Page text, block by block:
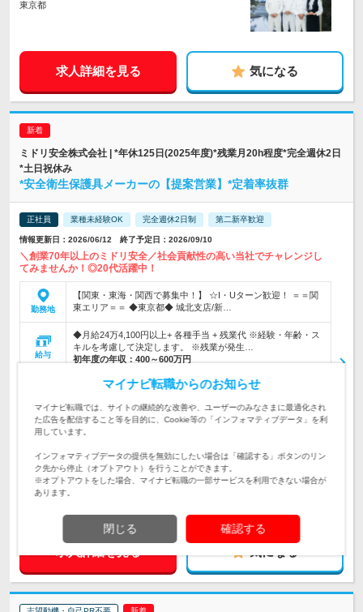
東京都
求人詳細を見る 気になる
ミドリ安全株式会社 | *年休125日(2025年度)*残業月20h程度*完全週休2日
*土日祝休み
*安全衛生保護具メーカーの【提案営業】*定着率抜群
正社員 業種未経験OK 完全週休2日制 第二新卒歓迎
情報更新日：2026/06/12 終了予定日：2026/09/10
＼創業70年以上のミドリ安全／社会貢献性の高い当社でチャレンジし
てみませんか！◎20代活躍中！
勤務地
【関東・東海・関西で募集中！】 ☆I・Uターン歓迎！ ＝＝関
東エリア＝＝ ◆東京都◆ 城北支店/新…
給与
◆月給24万4,100円以上+ 各種手当 + 残業代 ※経験・年齢・ス
キルを考慮して決定します。 ※残業が発生…
初年度の年収： 400～600万円
仕事内容
【幅広い業界が顧客】官公庁・法人顧客（大手メーカーの製造
お任せします。
なる方
使ったことがある経験や、営業の経験があれば活かせます！
企業データ
マイナビ転職からのお知らせ
マイナビ転職では、サイトの継続的な改善や、ユーザーのみなさまに最適化され
た広告を配信すること等を目的に、Cookie等の「インフォマティブデータ」を利
用しています。
インフォマティブデータの提供を無効にしたい場合は「確認する」ボタンのリン
ク先から停止（オプトアウト）を行うことができます。
※オプトアウトをした場合、マイナビ転職の一部サービスを利用できない場合が
あります。
閉じる 確認する